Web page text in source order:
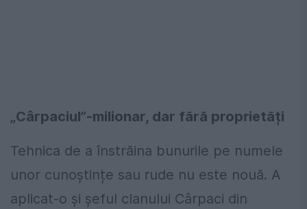
„Cârpaciul”-milionar, dar fără proprietăți
Tehnica de a înstrăina bunurile pe numele
unor cunoștințe sau rude nu este nouă. A
aplicat-o și șeful clanului Cârpaci din